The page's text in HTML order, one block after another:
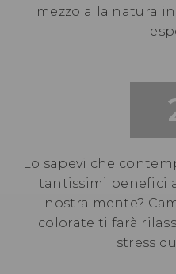
mezzo alla natura
Lo sapevi che
tantissimi benefici
nostra mente?
colorate ti farà
stress